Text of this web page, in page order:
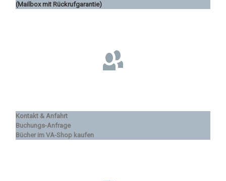
(Mailbox mit Rückrufgarantie)
Kontakt & Anfahrt
Buchungs-Anfrage
Bücher im VA-Shop kaufen